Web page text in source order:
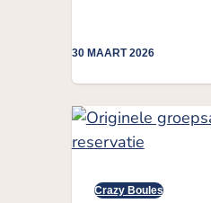
30 MAART 2026
Crazy Boules